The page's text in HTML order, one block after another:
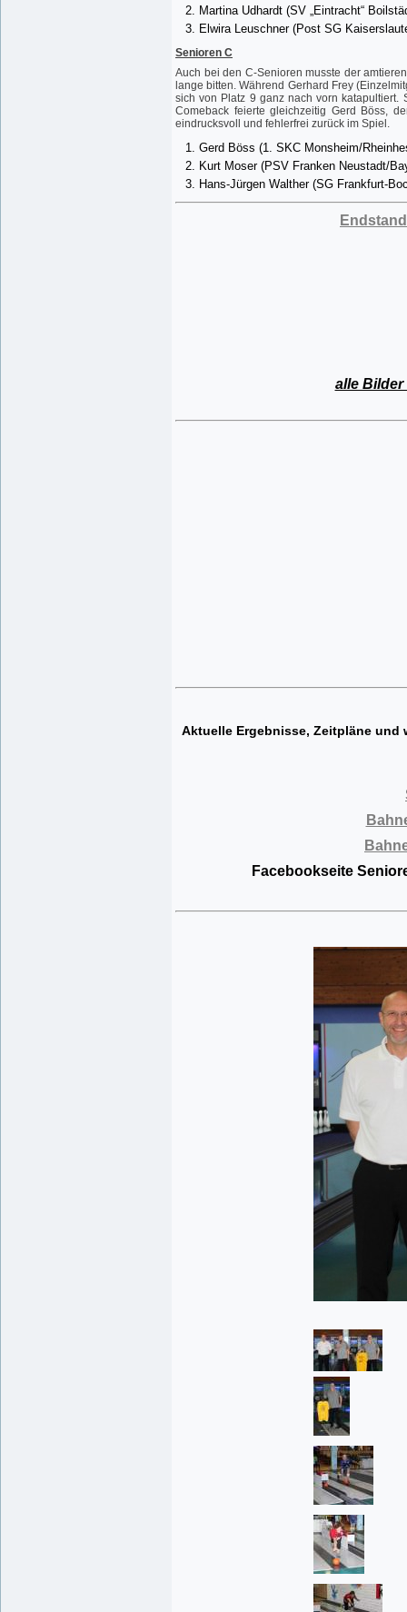
Martina Udhardt (SV „Eintracht“
Elwira Leuschner (Post SG
Senioren C
Auch bei den C-Senioren musste der
lange bitten. Während Gerhard Frey
sich von Platz 9 ganz nach vorn katapultiert.
Comeback feierte gleichzeitig Gerd Böss,
eindrucksvoll und fehlerfrei zurück im Spiel.
Gerd Böss (1. SKC Monsheim/
Kurt Moser (PSV Franken Neustadt/
Hans-Jürgen Walther (SG Frankfurt-
alle
Aktuelle Ergebnisse, Zeitpläne und
Facebookseite